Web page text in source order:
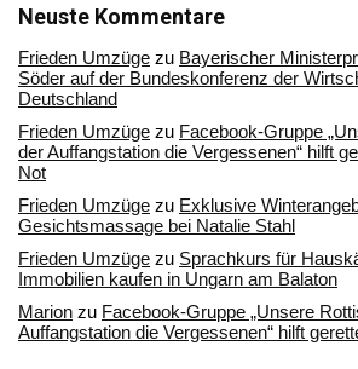
Archiv
Neuste Kommentare
Frieden Umzüge zu Bayerischer
Söder auf der Bundeskonferenz der
Deutschland
Frieden Umzüge zu Facebook-Gruppe
der Auffangstation die Vergessenen“ hilft
Not
Frieden Umzüge zu Exklusive
Gesichtsmassage bei Natalie Stahl
Frieden Umzüge zu Sprachkurs für
Immobilien kaufen in Ungarn am Balaton
Marion zu Facebook-Gruppe „Unsere
Auffangstation die Vergessenen“ hilft